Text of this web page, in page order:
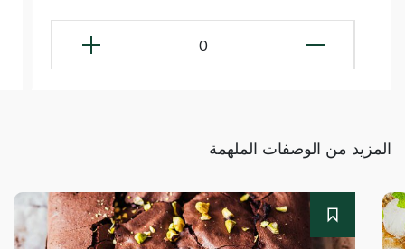
0
المزيد من الوصفات الملهمة